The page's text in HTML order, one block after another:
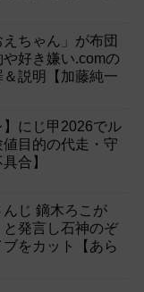
えちゃん」が布団
好き嫌い.comの
説明【加藤純一
】にじ甲2026でル
目的の代走・守
合】
んじ 鏑木ろこが
と発言し石神のぞ
をカット【あら